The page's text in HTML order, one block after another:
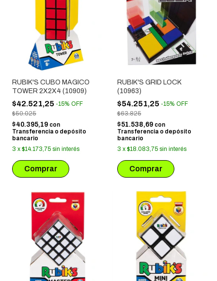
RUBIK'S CUBO MAGICO
TOWER 2X2X4 (10909)
$42.521,25 -15% OFF
$50.025
$40.395,19 con
Transferencia o depósito
bancario
3 x $14.173,75 sin interés
RUBIK'S GRID LOCK
(10963)
$54.251,25 -15% OFF
$63.825
$51.538,69 con
Transferencia o depósito
bancario
3 x $18.083,75 sin interés